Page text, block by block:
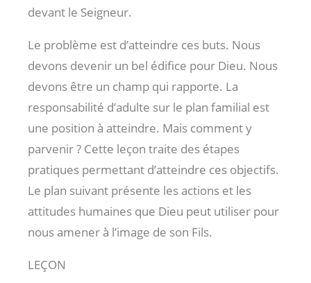
devant le Seigneur.
Le problème est d’atteindre ces buts. Nous
devons devenir un bel édifice pour Dieu. Nous
devons être un champ qui rapporte. La
responsabilité d’adulte sur le plan familial est
une position à atteindre. Mais comment y
parvenir ? Cette leçon traite des étapes
pratiques permettant d’atteindre ces objectifs.
Le plan suivant présente les actions et les
attitudes humaines que Dieu peut utiliser pour
nous amener à l’image de son Fils.
LEÇON